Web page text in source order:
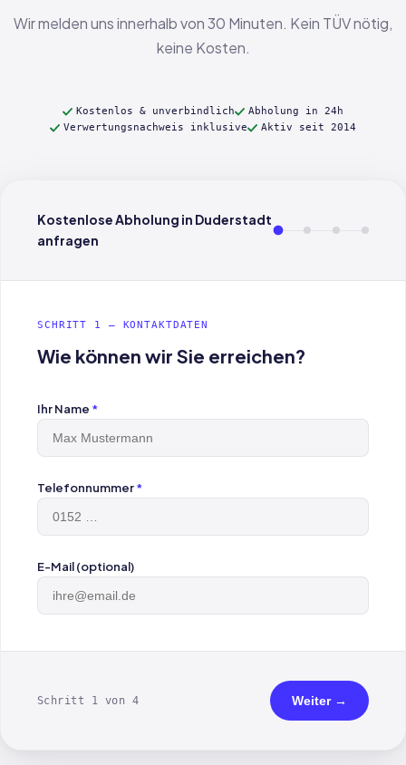
Wir melden uns innerhalb von 30 Minuten. Kein TÜV nötig,
keine Kosten.
Kostenlos & unverbindlich
Abholung in 24h
Verwertungsnachweis inklusive
Aktiv seit 2014
Kostenlose Abholung in Duderstadt
anfragen
SCHRITT 1 — KONTAKTDATEN
Wie können wir Sie erreichen?
Ihr Name *
Telefonnummer*
E-Mail (optional)
Schritt 1 von 4 Weiter →